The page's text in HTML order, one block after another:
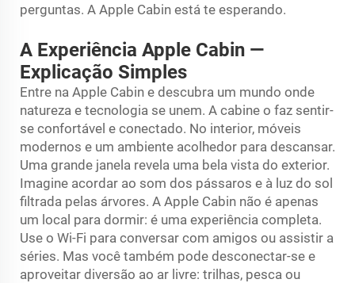
perguntas. A Apple Cabin está te esperando.
A Experiência Apple Cabin —
Explicação Simples
Entre na Apple Cabin e descubra um mundo onde
natureza e tecnologia se unem. A cabine o faz sentir-
se confortável e conectado. No interior, móveis
modernos e um ambiente acolhedor para descansar.
Uma grande janela revela uma bela vista do exterior.
Imagine acordar ao som dos pássaros e à luz do sol
filtrada pelas árvores. A Apple Cabin não é apenas
um local para dormir: é uma experiência completa.
Use o Wi-Fi para conversar com amigos ou assistir a
séries. Mas você também pode desconectar-se e
aproveitar diversão ao ar livre: trilhas, pesca ou